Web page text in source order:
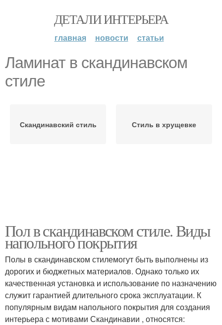
ДЕТАЛИ ИНТЕРЬЕРА
главная новости статьи
Ламинат в скандинавском
стиле
Скандинавский стиль Стиль в хрущевке
Пол в скандинавском стиле. Виды
напольного покрытия
Полы в скандинавском стилемогут быть выполнены из
дорогих и бюджетных материалов. Однако только их
качественная установка и использование по назначению
служит гарантией длительного срока эксплуатации. К
популярным видам напольного покрытия для создания
интерьера с мотивами Скандинавии , относятся: